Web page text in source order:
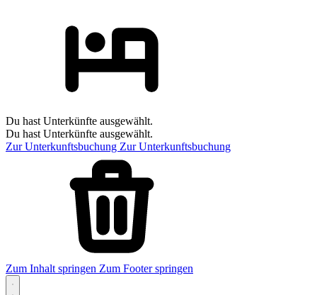
Du hast Unterkünfte ausgewählt.
Du hast Unterkünfte ausgewählt.
Zur Unterkunftsbuchung Zur Unterkunftsbuchung
Zum Inhalt springen Zum Footer springen